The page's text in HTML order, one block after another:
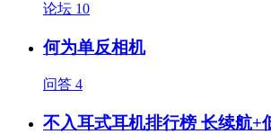
论坛 10
何为单反相机
问答 4
不入耳式耳机排行榜 长续航+